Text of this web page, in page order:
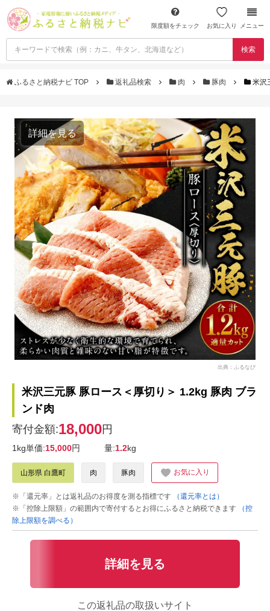
限度額をチェック お気に入り メニュー
検索
ふるさと納税ナビ TOP 返礼品検索 肉 豚肉 米沢
詳細を見る
出典：ふるなび
米沢三元豚 豚ロース＜厚切り＞ 1.2kg 豚肉 ブラ
ンド肉
寄付金額:18,000円
1kg単価:15,000円 量:1.2kg
山形県 白鷹町 肉 豚肉 お気に入り
※「還元率」とは返礼品のお得度を測る指標です
（還元率とは）
※「控除上限額」の範囲内で寄付するとお得にふるさと納税できます
（控
除上限額を調べる）
詳細を見る
この返礼品の取扱いサイト